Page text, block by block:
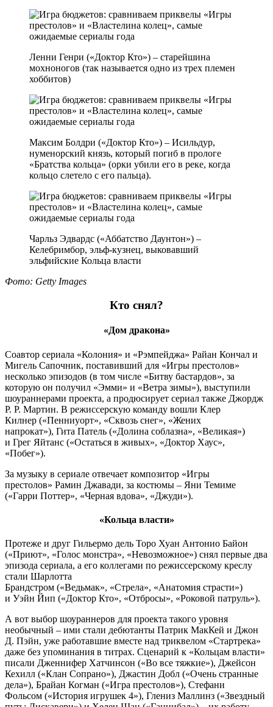
Ленни Генри («Доктор Кто») – старейшина
мохноногов (так называется одно из трех племен
хоббитов)
Максим Болдри («Доктор Кто») – Исильдур,
нуменорский князь, который погиб в прологе
«Братства кольца» (орки убили его в реке, когда
кольцо слетело с его пальца).
Чарльз Эдвардс («Аббатство Даунтон») –
Келебримбор, эльф-кузнец, выковавший
эльфийские Кольца власти
Фото: Getty Images
Кто снял?
«Дом дракона»
Соавтор сериала «Колония» и «Рэмпейджа» Райан Кончал и
Мигель Сапочник, поставивший для «Игры престолов»
несколько эпизодов (в том числе «Битву бастардов», за
которую он получил «Эмми» и «Ветра зимы»), выступили
шоураннерами проекта, а продюсирует сериал также Джордж
Р. Р. Мартин. В режиссерскую команду вошли Клер
Килнер («Пенниуорт», «Сквозь снег», «Жених
напрокат»), Гита Патель («Долина соблазна», «Великая»)
и Грег Яйтанс («Остаться в живых», «Доктор Хаус»,
«Побег»).
За музыку в сериале отвечает композитор «Игры
престолов» Рамин Джавади, за костюмы – Яни Темиме
(«Гарри Поттер», «Черная вдова», «Джуди»).
«Кольца власти»
Протеже и друг Гильермо дель Торо Хуан Антонио Байон
(«Приют», «Голос монстра», «Невозможное») снял первые два
эпизода сериала, а его коллегами по режиссерскому креслу
стали Шарлотта
Брандстром («Ведьмак», «Стрела», «Анатомия страсти»)
и Уэйн Йип («Доктор Кто», «Отбросы», «Роковой патруль»).
А вот выбор шоураннеров для проекта такого уровня
необычный – ими стали дебютанты Патрик МакКей и Джон
Д. Пэйн, уже работавшие вместе над триквелом «Стартрека»
даже без упоминания в титрах. Сценарий к «Кольцам власти»
писали Дженнифер Хатчинсон («Во все тяжкие»), Джейсон
Кехилл («Клан Сопрано»), Джастин Добл («Очень странные
дела»), Брайан Когман («Игра престолов»), Стефани
Фольсом («История игрушек 4»), Глениз Маллинз («Звездный